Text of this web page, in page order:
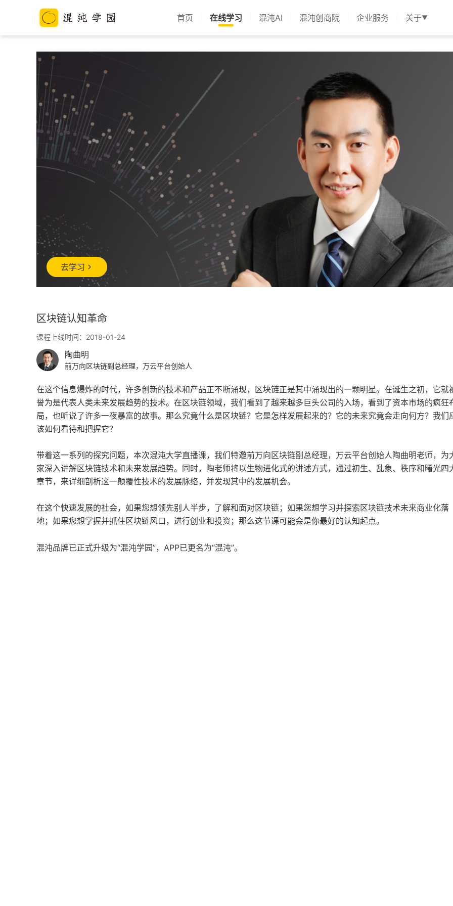
首页 在线学习 混沌AI 混沌创商院 企业服务 关于▼
去学习
区块链认知革命
课程上线时间：2018-01-24
陶曲明
前万向区块链副总经理，万云平台创始人
在这个信息爆炸的时代，许多创新的技术和产品正不断涌现，区块链正是其中涌现出的一颗明星。在诞生之初，它就
誉为是代表人类未来发展趋势的技术。在区块链领域，我们看到了越来越多巨头公司的入场，看到了资本市场的疯狂
局，也听说了许多一夜暴富的故事。那么究竟什么是区块链？它是怎样发展起来的？它的未来究竟会走向何方？我们
该如何看待和把握它？
带着这一系列的探究问题，本次混沌大学直播课，我们特邀前万向区块链副总经理，万云平台创始人陶曲明老师，为
家深入讲解区块链技术和未来发展趋势。同时，陶老师将以生物进化式的讲述方式，通过初生、乱象、秩序和曙光四
章节，来详细剖析这一颠覆性技术的发展脉络，并发现其中的发展机会。
在这个快速发展的社会，如果您想领先别人半步，了解和面对区块链；如果您想学习并探索区块链技术未来商业化落
地；如果您想掌握并抓住区块链风口，进行创业和投资；那么这节课可能会是你最好的认知起点。
混沌品牌已正式升级为“混沌学园”，APP已更名为“混沌”。